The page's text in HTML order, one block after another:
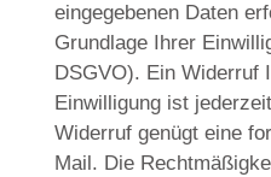
eingegebenen Daten
Grundlage Ihrer
DSGVO). Ein Widerruf
Einwilligung ist
Widerruf genügt eine
Mail. Die